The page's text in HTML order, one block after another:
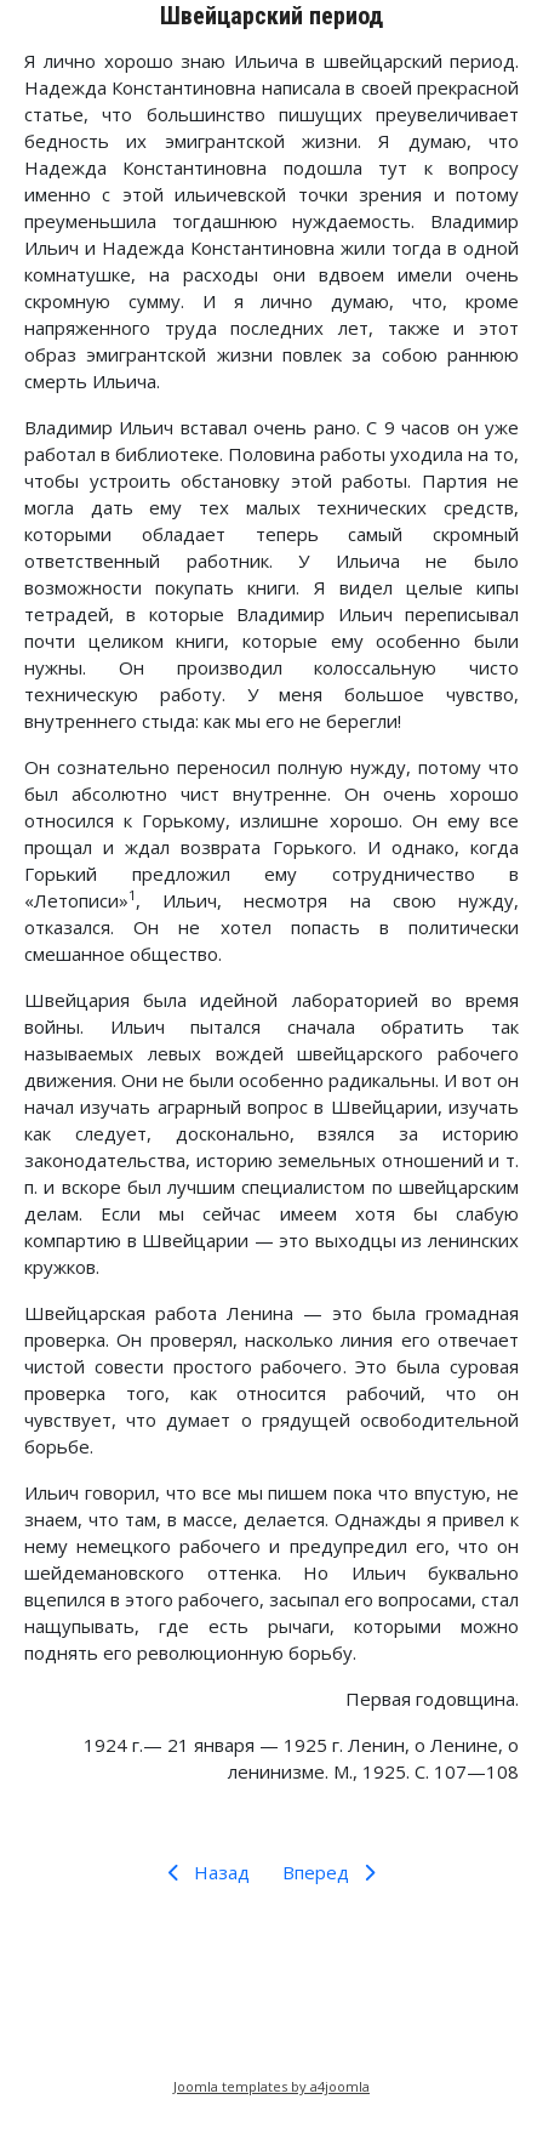
Швейцарский период
Я лично хорошо знаю Ильича в швейцарский период.
Надежда Константиновна написала в своей прекрасной
статье, что большинство пишущих преувеличивает
бедность их эмигрантской жизни. Я думаю, что
Надежда Константиновна подошла тут к вопросу
именно с этой ильичевской точки зрения и потому
преуменьшила тогдашнюю нуждаемость. Владимир
Ильич и Надежда Константиновна жили тогда в одной
комнатушке, на расходы они вдвоем имели очень
скромную сумму. И я лично думаю, что, кроме
напряженного труда последних лет, также и этот
образ эмигрантской жизни повлек за собою раннюю
смерть Ильича.
Владимир Ильич вставал очень рано. С 9 часов он уже
работал в библиотеке. Половина работы уходила на то,
чтобы устроить обстановку этой работы. Партия не
могла дать ему тех малых технических средств,
которыми обладает теперь самый скромный
ответственный работник. У Ильича не было
возможности покупать книги. Я видел целые кипы
тетрадей, в которые Владимир Ильич переписывал
почти целиком книги, которые ему особенно были
нужны. Он производил колоссальную чисто
техническую работу. У меня большое чувство,
внутреннего стыда: как мы его не берегли!
Он сознательно переносил полную нужду, потому что
был абсолютно чист внутренне. Он очень хорошо
относился к Горькому, излишне хорошо. Он ему все
прощал и ждал возврата Горького. И однако, когда
Горький предложил ему сотрудничество в
«Летописи»1 , Ильич, несмотря на свою нужду,
отказался. Он не хотел попасть в политически
смешанное общество.
Швейцария была идейной лабораторией во время
войны. Ильич пытался сначала обратить так
называемых левых вождей швейцарского рабочего
движения. Они не были особенно радикальны. И вот он
начал изучать аграрный вопрос в Швейцарии, изучать
как следует, досконально, взялся за историю
законодательства, историю земельных отношений и т.
п. и вскоре был лучшим специалистом по швейцарским
делам. Если мы сейчас имеем хотя бы слабую
компартию в Швейцарии — это выходцы из ленинских
кружков.
Швейцарская работа Ленина — это была громадная
проверка. Он проверял, насколько линия его отвечает
чистой совести простого рабочего. Это была суровая
проверка того, как относится рабочий, что он
чувствует, что думает о грядущей освободительной
борьбе.
Ильич говорил, что все мы пишем пока что впустую, не
знаем, что там, в массе, делается. Однажды я привел к
нему немецкого рабочего и предупредил его, что он
шейдемановского оттенка. Но Ильич буквально
вцепился в этого рабочего, засыпал его вопросами, стал
нащупывать, где есть рычаги, которыми можно
поднять его революционную борьбу.
Первая годовщина.
1924 г.— 21 января — 1925 г. Ленин, о Ленине, о
ленинизме. М., 1925. С. 107—108
Назад Вперед
Joomla templates by a4joomla